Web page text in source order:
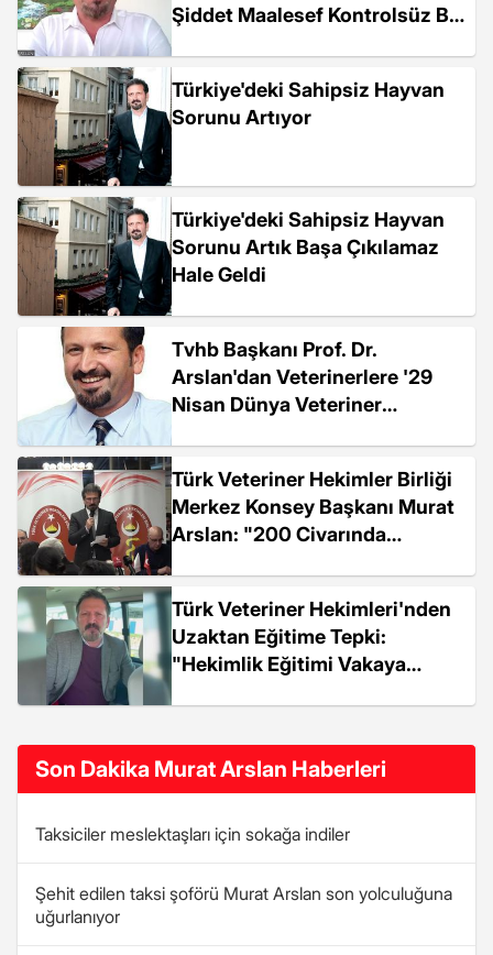
Şiddet Maalesef Kontrolsüz Bir
Yapacağız"
Türkiye'deki Sahipsiz Hayvan
Sorunu Artıyor
Türkiye'deki Sahipsiz Hayvan
Sorunu Artık Başa Çıkılamaz
Hale Geldi
Tvhb Başkanı Prof. Dr.
Arslan'dan Veterinerlere '29
Nisan Dünya Veteriner
Türk Veteriner Hekimler Birliği
Merkez Konsey Başkanı Murat
Arslan: "200 Civarında
Türk Veteriner Hekimleri'nden
Uzaktan Eğitime Tepki:
"Hekimlik Eğitimi Vakaya
Son Dakika Murat Arslan Haberleri
Taksiciler meslektaşları için sokağa indiler
Şehit edilen taksi şoförü Murat Arslan son yolculuğuna
uğurlanıyor